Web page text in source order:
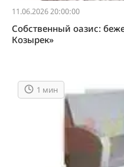
11.06.2026 20:00:00
Собственный оазис:
Козырек»
1 мин